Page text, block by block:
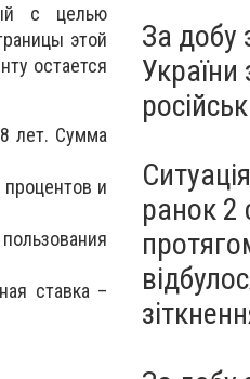
с целью
этой
остается
лет. Сумма
и
ставка –
За добу
ранок 2